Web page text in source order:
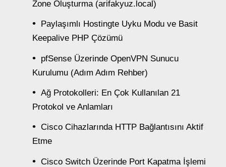
Zone Oluşturma (arifakyuz.local)
Paylaşımlı Hostingte Uyku Modu ve Basit
Keepalive PHP Çözümü
pfSense Üzerinde OpenVPN Sunucu
Kurulumu (Adım Adım Rehber)
Ağ Protokolleri: En Çok Kullanılan 21
Protokol ve Anlamları
Cisco Cihazlarında HTTP Bağlantısını Aktif
Etme
Cisco Switch Üzerinde Port Kapatma İşlemi